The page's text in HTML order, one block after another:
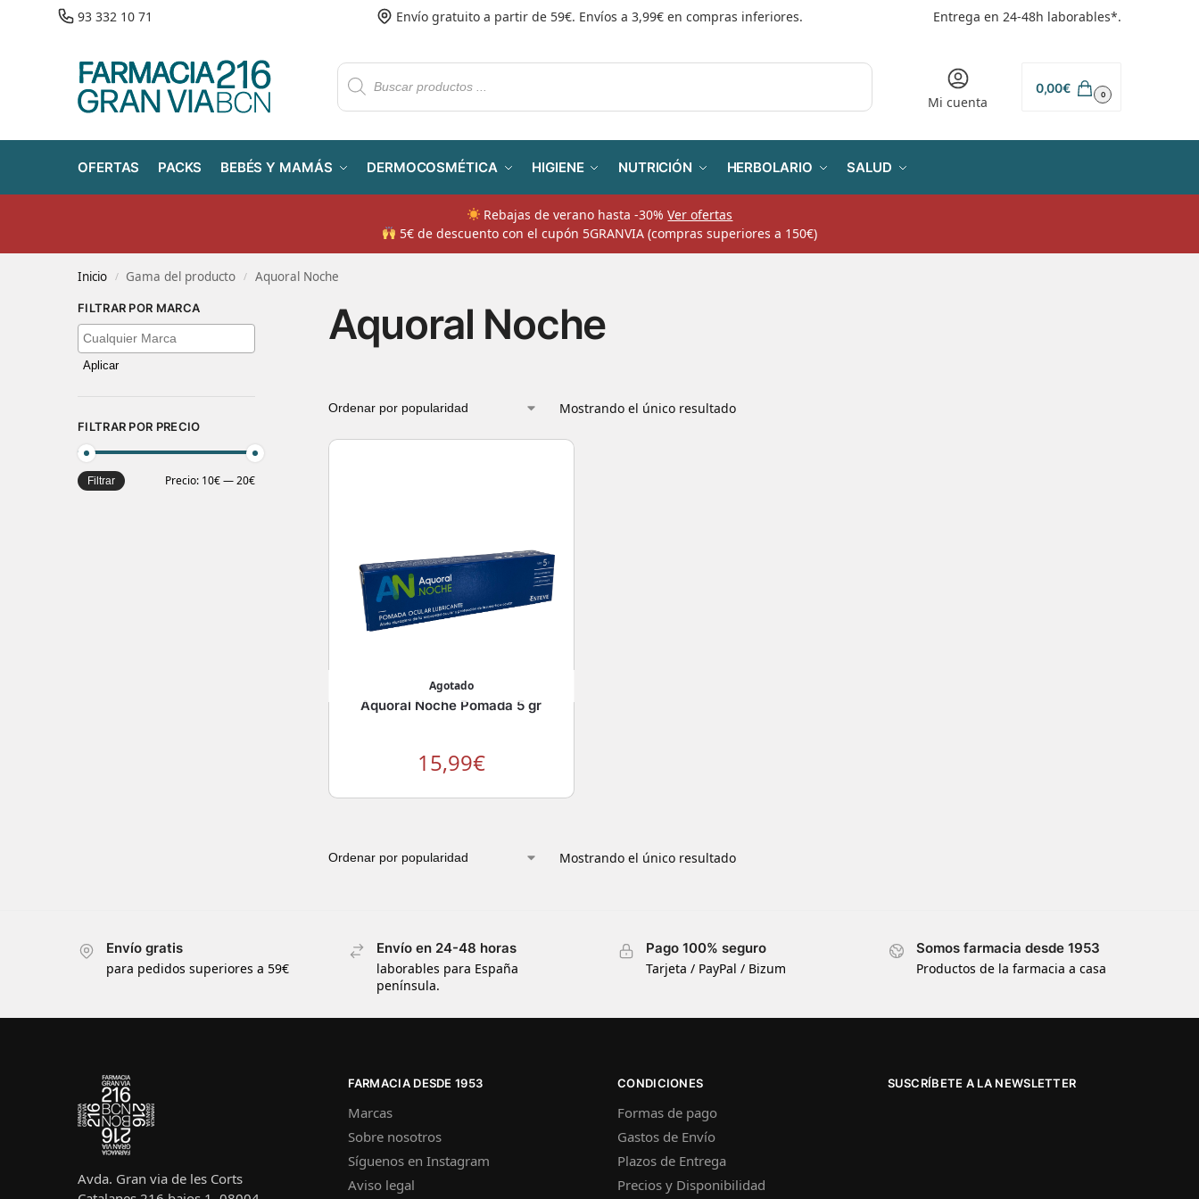
93 332 10 71 Envío gratuito a partir de 59€. Envíos a 3,99€ en compras inferiores. Entrega en 24-48h laborables*.
Mi cuenta
0,00€ 0
OFERTAS PACKS BEBÉS Y MAMÁS DERMOCOSMÉTICA HIGIENE NUTRICIÓN HERBOLARIO SALUD
Rebajas de verano hasta -30%Ver ofertas
​ 5€ de descuento con el cupón 5GRANVIA (compras superiores a 150€)
Inicio / Gama del producto / Aquoral Noche
Aquoral Noche
Mostrando el único resultado
Agotado
Aquoral Noche Pomada 5 gr
15,99€
Mostrando el único resultado
FILTRAR POR MARCA
Aplicar
FILTRAR POR PRECIO
Filtrar Precio: 10€—20€
Envío gratis
para pedidos superiores a 59€
Envío en 24-48 horas
laborables para España
península.
Pago 100% seguro
Tarjeta / PayPal / Bizum
Somos farmacia desde 1953
Productos de la farmacia a casa
Avda. Gran via de les Corts
FARMACIA DESDE 1953
Marcas
Sobre nosotros
Síguenos en Instagram
Aviso legal
CONDICIONES
Formas de pago
Gastos de Envío
Plazos de Entrega
Precios y Disponibilidad
SUSCRÍBETE A LA NEWSLETTER